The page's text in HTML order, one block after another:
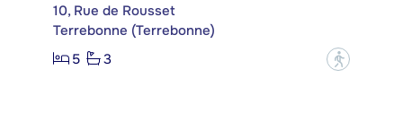
10, Rue de Rousset
Terrebonne (Terrebonne)
5
3 ?